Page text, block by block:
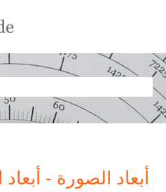
أبعاد الصورة -